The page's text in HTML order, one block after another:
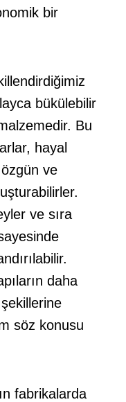
bir
bükülebilir
Bu
hayal
ve
ve sıra
daha
söz konusu
fabrikalarda